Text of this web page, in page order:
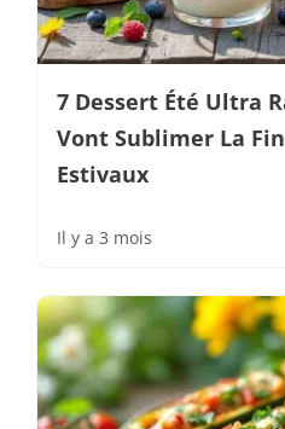
7 Dessert Été Ultra
Vont Sublimer La
Estivaux
Il y a 3 mois